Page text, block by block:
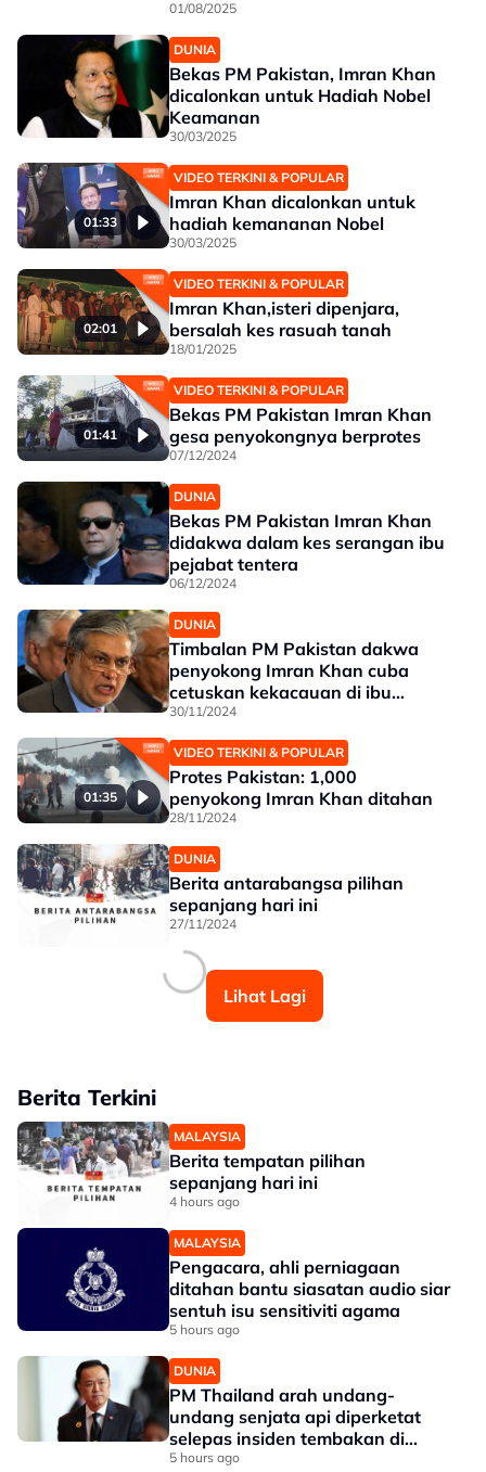
01/08/2025
DUNIA
Bekas PM Pakistan, Imran Khan
dicalonkan untuk Hadiah Nobel
Keamanan
30/03/2025
01:33
VIDEO TERKINI & POPULAR
Imran Khan dicalonkan untuk
hadiah kemananan Nobel
30/03/2025
02:01
VIDEO TERKINI & POPULAR
Imran Khan,isteri dipenjara,
bersalah kes rasuah tanah
18/01/2025
01:41
VIDEO TERKINI & POPULAR
Bekas PM Pakistan Imran Khan
gesa penyokongnya berprotes
07/12/2024
DUNIA
Bekas PM Pakistan Imran Khan
didakwa dalam kes serangan ibu
pejabat tentera
06/12/2024
DUNIA
Timbalan PM Pakistan dakwa
penyokong Imran Khan cuba
cetuskan kekacauan di ibu
negara
30/11/2024
01:35
VIDEO TERKINI & POPULAR
Protes Pakistan: 1,000
penyokong Imran Khan ditahan
28/11/2024
DUNIA
Berita antarabangsa pilihan
sepanjang hari ini
27/11/2024
Lihat Lagi
Berita Terkini
MALAYSIA
Berita tempatan pilihan
sepanjang hari ini
4 hours ago
MALAYSIA
Pengacara, ahli perniagaan
ditahan bantu siasatan audio siar
sentuh isu sensitiviti agama
5 hours ago
DUNIA
PM Thailand arah undang-
undang senjata api diperketat
selepas insiden tembakan di
sekolah
5 hours ago